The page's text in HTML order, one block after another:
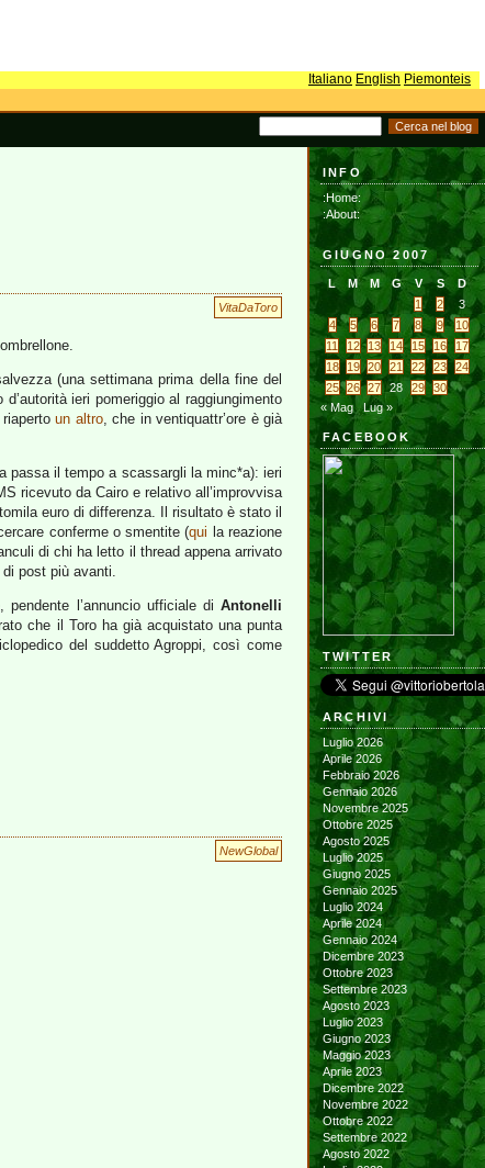
Italiano English Piemonteis
VitaDaToro
(una settimana prima della fine del
ieri pomeriggio al raggiungimento
riapertoun altro, che in ventiquattr’ore è già
passa il tempo a scassargli la minc*a): ieri
ricevuto da Cairo e relativo all’improvvisa
euro di differenza. Il risultato è stato il
conferme o smentite (qui la reazione
di chi ha letto il thread appena arrivato
post più avanti.
pendente l’annuncio ufficiale diAntonelli
che il Toro ha già acquistato una punta
del suddetto Agroppi, così come
NewGlobal
INFO
:Home:
:About:
GIUGNO 2007
L M M G V S
D
1
2
3
4
5 6 7 8 9
10
11
12 13 14 15 16
17
18
19 20 21 22 23
24
25
26 27 28 29
30
« Mag
Lug »
FACEBOOK
TWITTER
ARCHIVI
Luglio 2026
Aprile 2026
Febbraio 2026
Gennaio 2026
Novembre 2025
Ottobre 2025
Agosto 2025
Luglio 2025
Giugno 2025
Gennaio 2025
Luglio 2024
Aprile 2024
Gennaio 2024
Dicembre 2023
Ottobre 2023
Settembre 2023
Agosto 2023
Luglio 2023
Giugno 2023
Maggio 2023
Aprile 2023
Dicembre 2022
Novembre 2022
Ottobre 2022
Settembre 2022
Agosto 2022